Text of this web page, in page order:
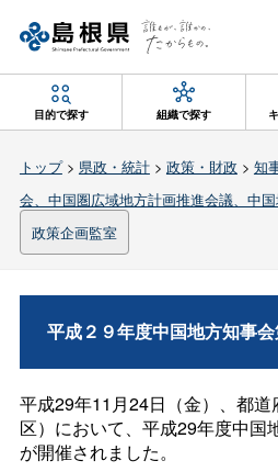
目的で探す 組織で探す
トップ> 県政・統計> 政策・財政 > 知
会、中国圏広域地方計画推進会議、中
政策企画監室
平成２９年度中国地方知事
平成29年11月24日（金）、都
区）において、平成29年度中国
が開催されました。